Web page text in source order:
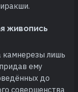
живопись
камнерезы лишь
ему
до
совершенства